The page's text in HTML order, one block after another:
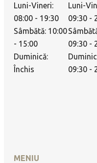
Luni-Vineri:
08:00 - 19:30
Sâmbătă: 10:00
- 15:00
Duminică:
Închis
Luni-
09:30 -
09:30 -
09:30 -
MENIU